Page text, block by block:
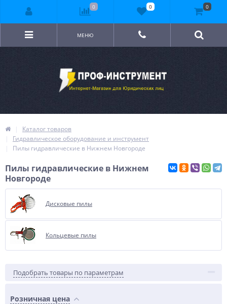
МЕНЮ
Каталог товаров
Гидравлическое оборудование и инструмент
Пилы гидравлические в Нижнем Новгороде
Пилы гидравлические в Нижнем
Новгороде
Дисковые пилы
Кольцевые пилы
Подобрать товары по параметрам
Розничная цена
0 0 0